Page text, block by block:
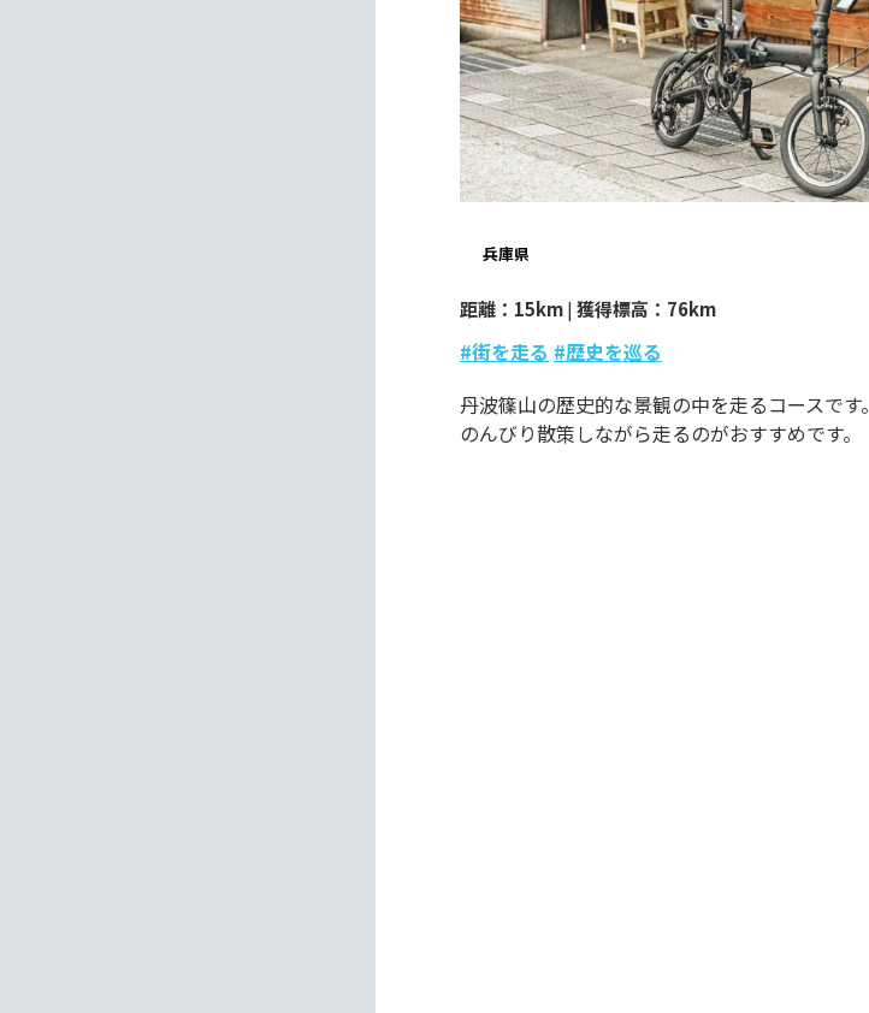
兵庫県
距離：15km| 獲得標高：76km
#街を走る #歴史を巡る
丹波篠山の歴史的な景観の中を走るコースです。
のんびり散策しながら走るのがおすすめです。